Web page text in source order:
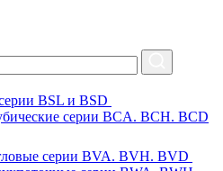
BSL и BSD
серии BCA. BCH. BCD
серии BVA. BVH. BVD